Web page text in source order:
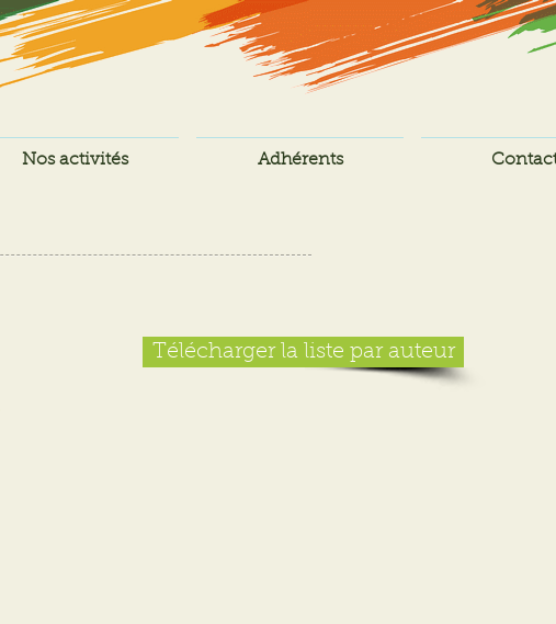
Nos activités Adhérents
Télécharger la liste par auteur